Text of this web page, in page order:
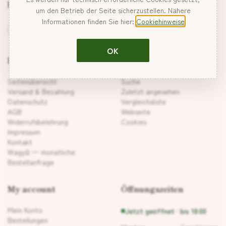
Folgen Sie uns
Information
Seitenübersicht
Versand & Bezahlung
Datenschutz
AGB
Widerrufsbelehrung
Impressum
Kontakt
Wagyū — monatliche
Bestellanfrage
Customer service
Suche
Zuletzt angesehen
Vergleichsliste
Webseite
Cookies
My account
Mein Konto
Bestellungen
Öffnungszeiten
Jetzt geöffnet · bis 18:00
um den Betrieb der Seite sicherzustellen. Nähere
Informationen finden Sie hier: Cookiehinweise
OK